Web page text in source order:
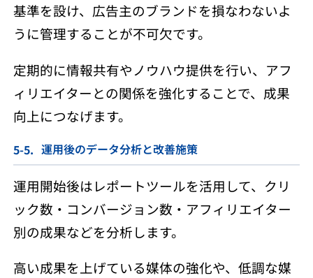
基準を設け、広告主のブランドを損なわないよ
うに管理することが不可欠です。
定期的に情報共有やノウハウ提供を行い、アフ
ィリエイターとの関係を強化することで、成果
向上につなげます。
運用後のデータ分析と改善施策
運用開始後はレポートツールを活用して、クリ
ック数・コンバージョン数・アフィリエイター
別の成果などを分析します。
高い成果を上げている媒体の強化や、低調な媒